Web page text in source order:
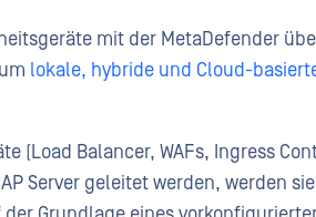
mit der MetaDefender
lokale, hybride und Cloud-
(Load Balancer, WAFs, Ingress
Server geleitet werden, werden